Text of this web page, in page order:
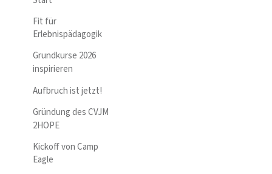
Fit für
Erlebnispädagogik
Grundkurse 2026
inspirieren
Aufbruch ist jetzt!
Gründung des CVJM
2HOPE
Kickoff von Camp
Eagle